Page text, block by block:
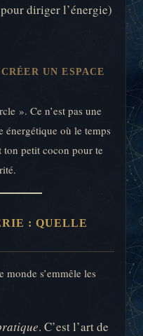
diriger l’énergie)
UN ESPACE
». Ce n’est pas une
énergétique où le temps
ton petit cocon pour te
: QUELLE
s’emmêle les
. C’est l’art de